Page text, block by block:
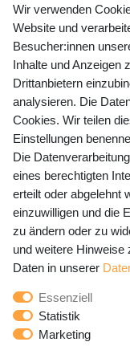
+49 (0)
Mo-Fr 9-15 Uhr
shop@banjado.com
Preisangaben inkl.
Versandkosten
Newsletter
E-MAIL **
Newsletter
Honig
Hiermit bestätige
gelesen habe.
widerrufen.**
Wir verwenden
Website und
Besucher:innen
Inhalte und Anzeigen
Drittanbietern
analysieren. Die
Cookies. Wir teilen
Einstellungen
Die
eines berechtigten
erteilt oder abgelehnt
einzuwilligen und die
zu ändern oder zu
und weitere Hinweise
Daten in unserer
Essenziell
Statistik
Marketing